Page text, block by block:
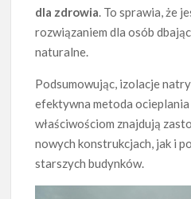
dla zdrowia. To sprawia, że
rozwiązaniem dla osób
naturalne.
Podsumowując, izolacje
efektywna metoda
właściwościom znajdują
nowych konstrukcjach, jak i
starszych budynków.